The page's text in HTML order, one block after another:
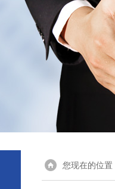
您现在的位置